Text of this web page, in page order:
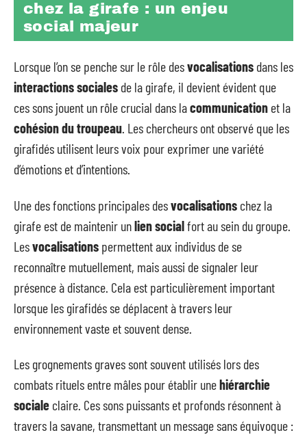
chez la girafe : un enjeu
social majeur
Lorsque l’on se penche sur le rôle desvocalisations dans les
interactions sociales de la girafe, il devient évident que
ces sons jouent un rôle crucial dans lacommunication et la
cohésion du troupeau. Les chercheurs ont observé que les
girafidés utilisent leurs voix pour exprimer une variété
d’émotions et d’intentions.
Une des fonctions principales desvocalisations chez la
girafe est de maintenir unlien socialfort au sein du groupe.
Lesvocalisations permettent aux individus de se
reconnaître mutuellement, mais aussi de signaler leur
présence à distance. Cela est particulièrement important
lorsque les girafidés se déplacent à travers leur
environnement vaste et souvent dense.
Les grognements graves sont souvent utilisés lors des
combats rituels entre mâles pour établir unehiérarchie
sociale claire. Ces sons puissants et profonds résonnent à
travers la savane, transmettant un message sans équivoque :